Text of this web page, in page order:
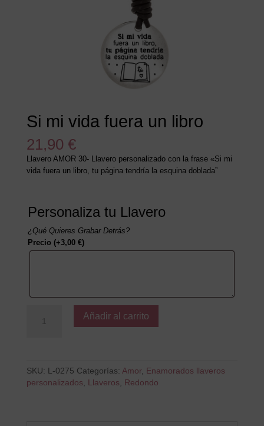
Si mi vida fuera un libro
21,90 €
Llavero AMOR 30- Llavero personalizado con la frase «Si mi
vida fuera un libro, tu página tendría la esquina doblada”
Personaliza tu Llavero
¿Qué Quieres Grabar Detrás?
Precio (+3,00 €)
libro
cantidad
Añadir al carrito
SKU: L-0275 Categorías: Amor, Enamorados llaveros
personalizados, Llaveros, Redondo